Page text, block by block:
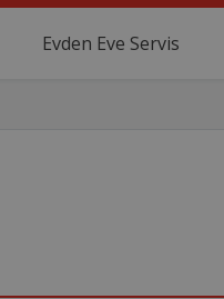
Evden Eve Servis